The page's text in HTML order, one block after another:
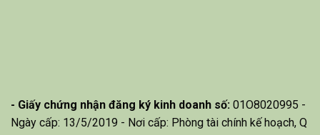
- Giấy chứng nhận đăng ký kinh doanh số: 01O8020995 -
Ngày cấp: 13/5/2019 - Nơi cấp: Phòng tài chính kế hoạch, Q